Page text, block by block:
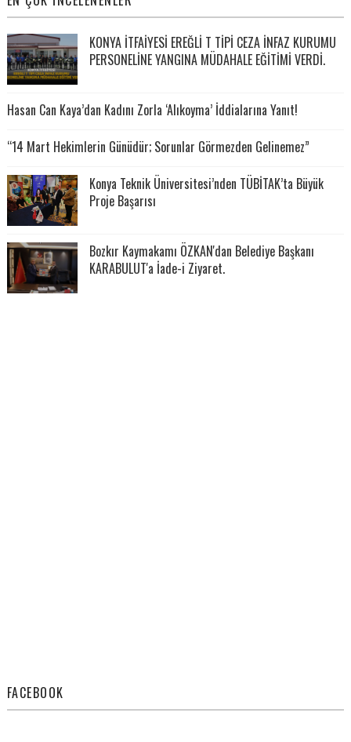
KONYA İTFAİYESİ EREĞLİ T TİPİ CEZA İNFAZ KURUMU
PERSONELİNE YANGINA MÜDAHALE EĞİTİMİ VERDİ.
Hasan Can Kaya’dan Kadını Zorla ‘Alıkoyma’ İddialarına Yanıt!
“14 Mart Hekimlerin Günüdür; Sorunlar Görmezden Gelinemez”
Konya Teknik Üniversitesi’nden TÜBİTAK’ta Büyük
Proje Başarısı
Bozkır Kaymakamı ÖZKAN'dan Belediye Başkanı
KARABULUT'a İade-i Ziyaret.
FACEBOOK